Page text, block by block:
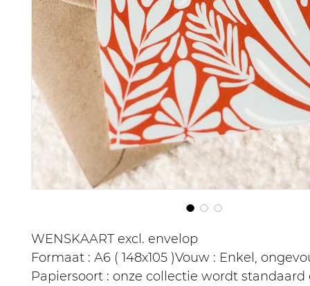
WENSKAART excl. envelop
Formaat : A6 ( 148x105 )Vouw : Enkel,
Papiersoort : onze collectie wordt